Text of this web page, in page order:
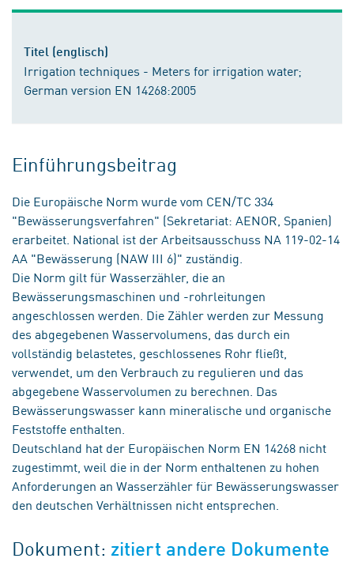
Titel (englisch)
Irrigation techniques - Meters for irrigation water;
German version EN 14268:2005
Einführungsbeitrag
Die Europäische Norm wurde vom CEN/TC 334
"Bewässerungsverfahren" (Sekretariat: AENOR, Spanien)
erarbeitet. National ist der Arbeitsausschuss NA 119-02-14
AA "Bewässerung (NAW III 6)" zuständig.
Die Norm gilt für Wasserzähler, die an
Bewässerungsmaschinen und -rohrleitungen
angeschlossen werden. Die Zähler werden zur Messung
des abgegebenen Wasservolumens, das durch ein
vollständig belastetes, geschlossenes Rohr fließt,
verwendet, um den Verbrauch zu regulieren und das
abgegebene Wasservolumen zu berechnen. Das
Bewässerungswasser kann mineralische und organische
Feststoffe enthalten.
Deutschland hat der Europäischen Norm EN 14268 nicht
zugestimmt, weil die in der Norm enthaltenen zu hohen
Anforderungen an Wasserzähler für Bewässerungswasser
den deutschen Verhältnissen nicht entsprechen.
Dokument: zitiert andere Dokumente